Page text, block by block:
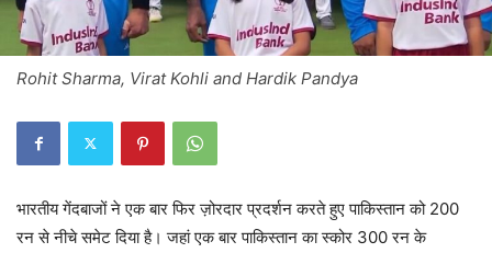
Rohit Sharma, Virat Kohli and Hardik Pandya
भारतीय गेंदबाजों ने एक बार फिर ज़ोरदार प्रदर्शन करते हुए पाकिस्तान को 200
रन से नीचे समेट दिया है। जहां एक बार पाकिस्तान का स्कोर 300 रन के